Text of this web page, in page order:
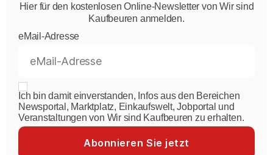
Hier für den kostenlosen Online-Newsletter von Wir sind
Kaufbeuren anmelden.
eMail-Adresse
Ich bin damit einverstanden, Infos aus den Bereichen
Newsportal, Marktplatz, Einkaufswelt, Jobportal und
Veranstaltungen von Wir sind Kaufbeuren zu erhalten.